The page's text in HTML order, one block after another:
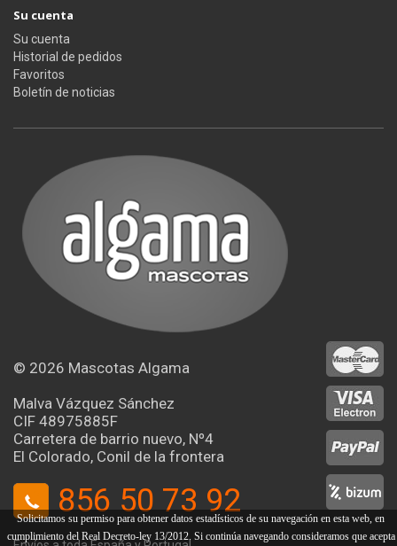
Su cuenta
Su cuenta
Historial de pedidos
Favoritos
Boletín de noticias
© 2026 Mascotas Algama
Malva Vázquez Sánchez
CIF 48975885F
Carretera de barrio nuevo, Nº4
El Colorado, Conil de la frontera
856 50 73 92
Solicitamos su permiso para obtener datos estadísticos de su navegación en esta web, en
cumplimiento del Real Decreto-ley 13/2012. Si continúa navegando consideramos que acepta